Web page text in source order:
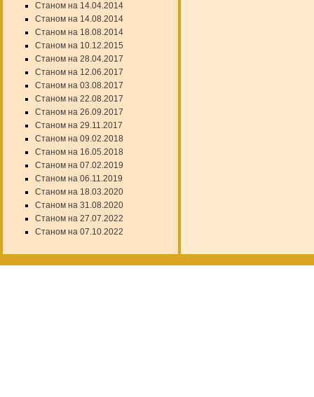
Станом на 14.04.2014
Станом на 14.08.2014
Станом на 18.08.2014
Станом на 10.12.2015
Станом на 28.04.2017
Станом на 12.06.2017
Станом на 03.08.2017
Станом на 22.08.2017
Станом на 26.09.2017
Станом на 29.11.2017
Станом на 09.02.2018
Станом на 16.05.2018
Станом на 07.02.2019
Станом на 06.11.2019
Станом на 18.03.2020
Станом на 31.08.2020
Станом на 27.07.2022
Станом на 07.10.2022